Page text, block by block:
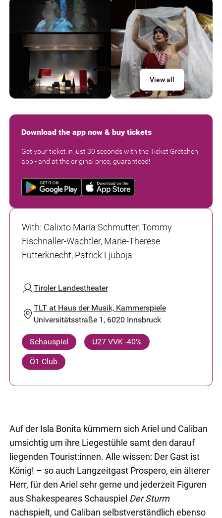
View all
Download the app now & buy tickets
Get your ticket in just 30 seconds with the Ticket Gretchen
app - and at the original price, guaranteed!
With: Calixto María Schmutter, Tommy
Fischnaller-Wachtler, Marie-Therese
Futterknecht, Patrick Ljuboja
Tiroler Landestheater
TLT at Haus der Musik, Kammerspiele
Universitätsstraße 1, 6020 Innsbruck
Schauspiel U27 VVK -40%
Ö1 Club
Auf der Isla Bonita kümmern sich Ariel und Caliban
umsichtig um ihre Liegestühle samt den darauf
liegenden Tourist:innen. Alle wissen: Der Gast ist
König! – so auch Langzeitgast Prospero, ein älterer
Herr, für den Ariel sehr gerne und jederzeit Figuren
aus Shakespeares Schauspiel Der Sturm
nachspielt, und Caliban selbstverständlich ebenso